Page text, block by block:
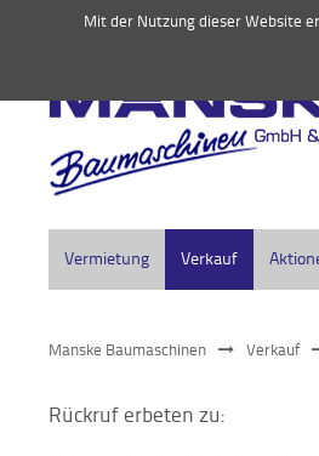
Vermietung Verkauf
Manske Baumaschinen Verkauf
Rückruf erbeten zu:
Mit der Nutzung dieser Website